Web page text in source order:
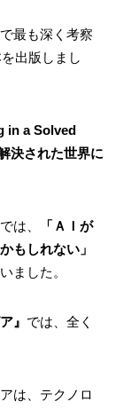
最も深く考察
出版しまし
in a Solved
決された世界に
は、
「ＡＩが
もしれない」
ました。
』 では、全く
は、テクノロ